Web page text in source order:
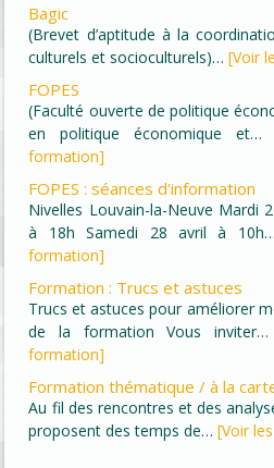
Bagic
(Brevet d’aptitude à la
culturels et socioculturels)…[Voir
FOPES
(Faculté ouverte de politique
en politique économique et…
formation]
FOPES : séances d'information
Nivelles Louvain-la-Neuve Mardi
à 18h Samedi 28 avril à
formation]
Formation : Trucs et astuces
Trucs et astuces pour améliorer
de la formation Vous inviter…
formation]
Formation thématique / à la
Au fil des rencontres et des
proposent des temps de…[Voir